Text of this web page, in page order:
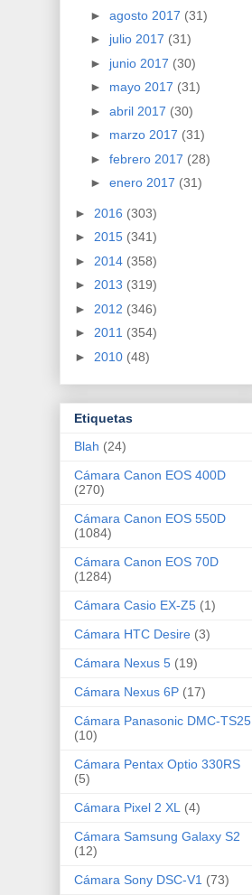
► agosto 2017 (31)
► julio 2017 (31)
► junio 2017 (30)
► mayo 2017 (31)
► abril 2017 (30)
► marzo 2017 (31)
► febrero 2017 (28)
► enero 2017 (31)
► 2016 (303)
► 2015 (341)
► 2014 (358)
► 2013 (319)
► 2012 (346)
► 2011 (354)
► 2010 (48)
Etiquetas
Blah (24)
Cámara Canon EOS 400D
(270)
Cámara Canon EOS 550D
(1084)
Cámara Canon EOS 70D
(1284)
Cámara Casio EX-Z5 (1)
Cámara HTC Desire (3)
Cámara Nexus 5 (19)
Cámara Nexus 6P (17)
Cámara Panasonic DMC-TS25
(10)
Cámara Pentax Optio 330RS
(5)
Cámara Pixel 2 XL
(4)
Cámara Samsung Galaxy S2
(12)
Cámara Sony DSC-V1 (73)